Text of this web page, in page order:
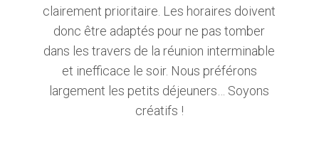
clairement prioritaire. Les horaires doivent
donc être adaptés pour ne pas tomber
dans les travers de la réunion interminable
et inefficace le soir. Nous préférons
largement les petits déjeuners… Soyons
créatifs !